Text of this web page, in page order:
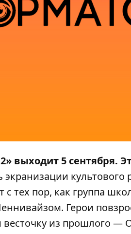
выходит 5 сентября.
экранизации
с тех пор, как группа
Герои
из прошлого —